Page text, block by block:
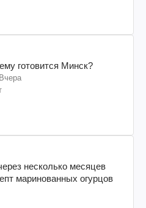
готовится Минск?
Вчера
несколько месяцев
маринованных огурцов